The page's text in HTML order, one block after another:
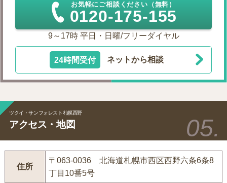
お気軽にご相談ください（無料）
0120-175-155
9～17時 平日・日曜/フリーダイヤル
24時間受付 ネットから相談
ツクイ・サンフォレスト札幌西野
アクセス・地図
住所
〒063-0036 北海道札幌市西区西野六条6条8
丁目10番5号